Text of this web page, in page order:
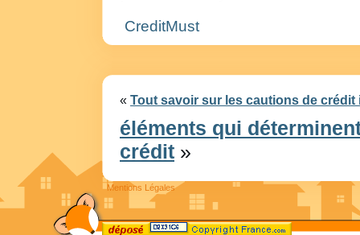
CreditMust
« Tout savoir sur les cautions de crédit
éléments qui
crédit »
Mentions Légales